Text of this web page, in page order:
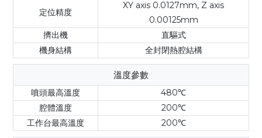
定位精度
XY axis 0.0127mm, Z axis
0.00125mm
擠出機
直驅式
機身結構
全封閉熱腔結構
溫度參數
噴頭最高溫度
480℃
腔體溫度
200℃
工作台最高溫度
200℃